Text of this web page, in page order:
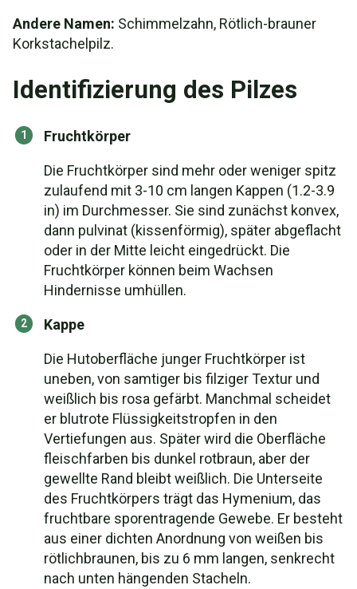
Andere Namen: Schimmelzahn, Rötlich-brauner
Korkstachelpilz.
Identifizierung des Pilzes
Fruchtkörper
Die Fruchtkörper sind mehr oder weniger spitz
zulaufend mit 3-10 cm langen Kappen (1.2-3.9
in) im Durchmesser. Sie sind zunächst konvex,
dann pulvinat (kissenförmig), später abgeflacht
oder in der Mitte leicht eingedrückt. Die
Fruchtkörper können beim Wachsen
Hindernisse umhüllen.
Kappe
Die Hutoberfläche junger Fruchtkörper ist
uneben, von samtiger bis filziger Textur und
weißlich bis rosa gefärbt. Manchmal scheidet
er blutrote Flüssigkeitstropfen in den
Vertiefungen aus. Später wird die Oberfläche
fleischfarben bis dunkel rotbraun, aber der
gewellte Rand bleibt weißlich. Die Unterseite
des Fruchtkörpers trägt das Hymenium, das
fruchtbare sporentragende Gewebe. Er besteht
aus einer dichten Anordnung von weißen bis
rötlichbraunen, bis zu 6 mm langen, senkrecht
nach unten hängenden Stacheln.